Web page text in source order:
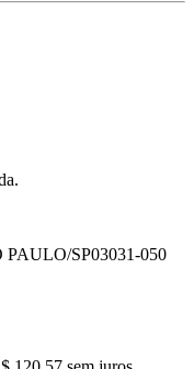
PAULO/SP03031-050